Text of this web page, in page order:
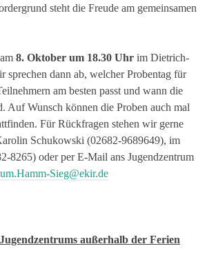
steht die Freude am gemeinsamen
8. Oktober um 18.30 Uhr im Dietrich-
sprechen dann ab, welcher Probentag für
am besten passt und wann die
Auf Wunsch können die Proben auch mal
Für Rückfragen stehen wir gerne
Schukowski (02682-9689649), im
8265) oder per E-Mail ans Jugendzentrum
Sieg@ekir.de
außerhalb der Ferien